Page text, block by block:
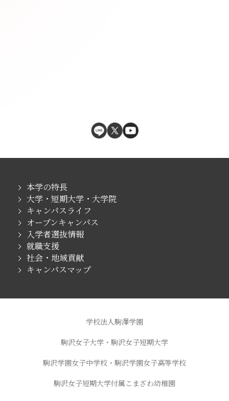
本学の特長
大学・短期大学・大学院
キャンパスライフ
オープンキャンパス
入学者選抜情報
就職支援
社会・地域貢献
キャンパスマップ
学校法人駒澤学園
駒沢女子大学・駒沢女子短期大学
駒沢学園女子中学校・駒沢学園女子高等学校
駒沢女子短期大学付属こまざわ幼稚園